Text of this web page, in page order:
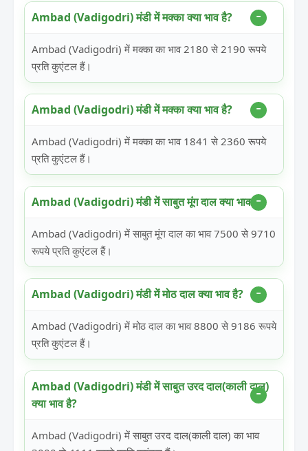
Ambad (Vadigodri) मंडी में मक्का क्या भाव है?
Ambad (Vadigodri) में मक्का का भाव 2180 से 2190 रूपये
प्रति कुएंटल हैं।
Ambad (Vadigodri) मंडी में मक्का क्या भाव है?
Ambad (Vadigodri) में मक्का का भाव 1841 से 2360 रूपये
प्रति कुएंटल हैं।
Ambad (Vadigodri) मंडी में साबुत मूंग दाल क्या भाव है?
Ambad (Vadigodri) में साबुत मूंग दाल का भाव 7500 से 9710
रूपये प्रति कुएंटल हैं।
Ambad (Vadigodri) मंडी में मोठ दाल क्या भाव है?
Ambad (Vadigodri) में मोठ दाल का भाव 8800 से 9186 रूपये
प्रति कुएंटल हैं।
Ambad (Vadigodri) मंडी में साबुत उरद दाल(काली दाल)
क्या भाव है?
Ambad (Vadigodri) में साबुत उरद दाल(काली दाल) का भाव